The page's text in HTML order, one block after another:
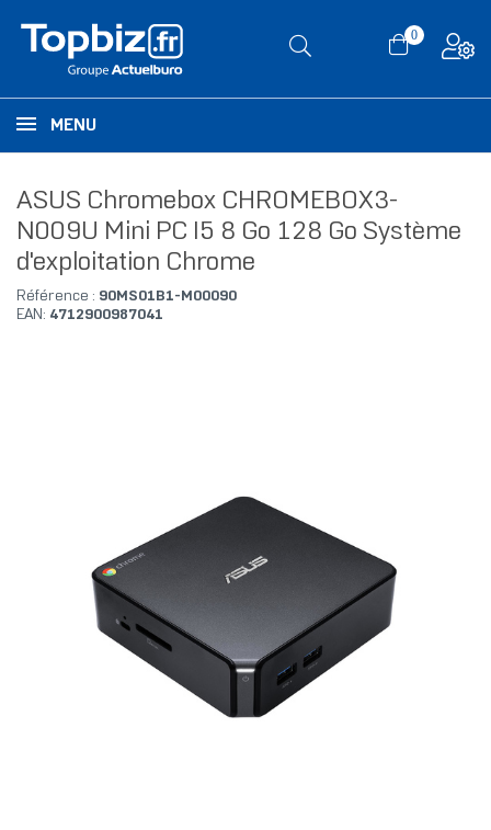
0
MENU
ASUS Chromebox CHROMEBOX3-
N009U Mini PC I5 8 Go 128 Go Système
d'exploitation Chrome
Référence : 90MS01B1-M00090
EAN: 4712900987041